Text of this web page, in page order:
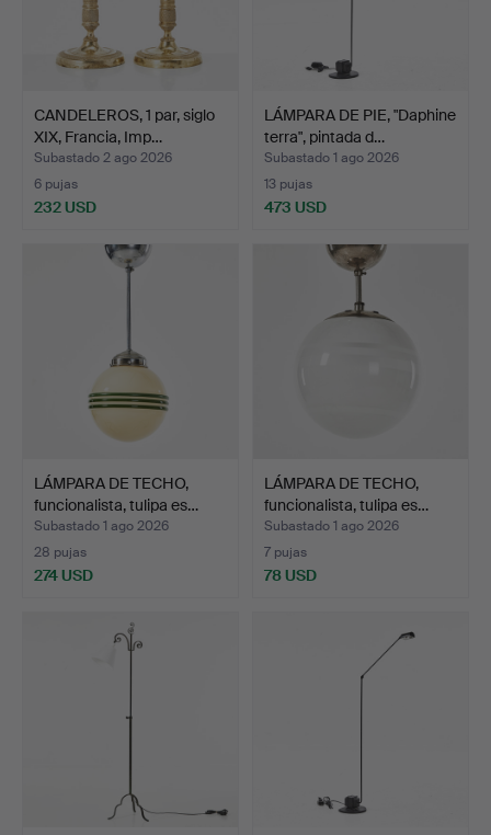
CANDELEROS, 1 par, siglo
XIX, Francia, Imp…
Subastado 2 ago 2026
6 pujas
232 USD
LÁMPARA DE PIE, "Daphine
terra", pintada d…
Subastado 1 ago 2026
13 pujas
473 USD
LÁMPARA DE TECHO,
funcionalista, tulipa es…
Subastado 1 ago 2026
28 pujas
274 USD
LÁMPARA DE TECHO,
funcionalista, tulipa es…
Subastado 1 ago 2026
7 pujas
78 USD